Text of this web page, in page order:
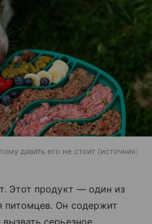
давать его не стоит
источник:
Этот продукт — один из
питомцев. Он содержит